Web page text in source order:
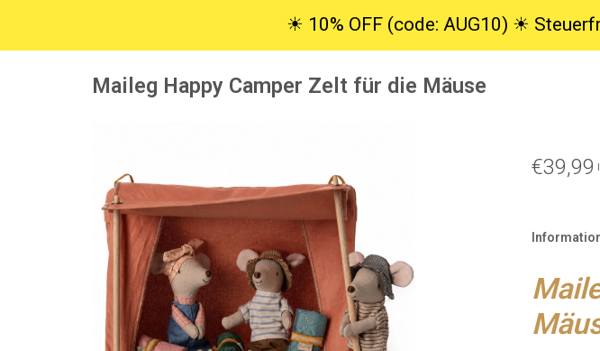
☀︎ 10% OFF (code: AUG10) ☀︎
Maileg Happy Camper Zelt für die Mäuse
€39,99